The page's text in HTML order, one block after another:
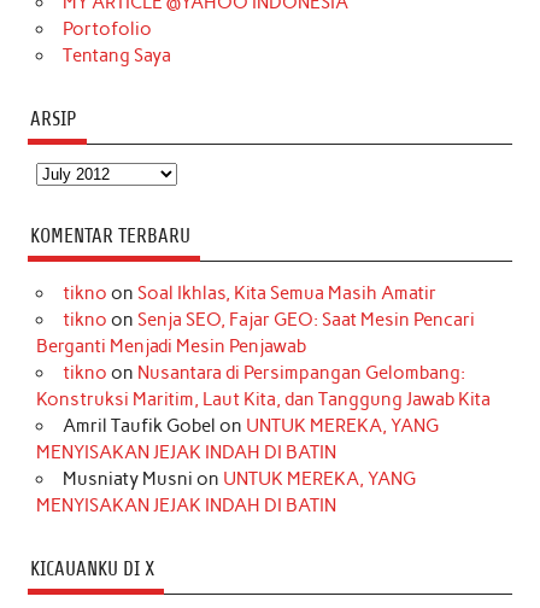
Portofolio
Tentang Saya
ARSIP
Arsip
KOMENTAR TERBARU
tikno on Soal Ikhlas, Kita Semua Masih Amatir
tikno on Senja SEO, Fajar GEO: Saat Mesin Pencari
Berganti Menjadi Mesin Penjawab
tikno on Nusantara di Persimpangan Gelombang:
Konstruksi Maritim, Laut Kita, dan Tanggung Jawab Kita
Amril Taufik Gobel on UNTUK MEREKA, YANG
MENYISAKAN JEJAK INDAH DI BATIN
Musniaty Musni on UNTUK MEREKA, YANG
MENYISAKAN JEJAK INDAH DI BATIN
KICAUANKU DI X